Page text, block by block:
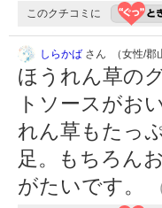
このクチコミに
しらかば さん （女性/郡
ほうれん草の
トソースがお
れん草もたっ
足。もちろん
がたいです。